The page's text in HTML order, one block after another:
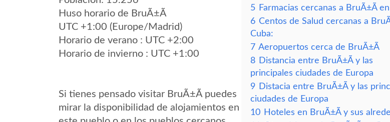
Huso horario de BruÃ±Ã­
UTC +1:00 (Europe/Madrid)
Horario de verano : UTC +2:00
Horario de invierno : UTC +1:00
Si tienes pensado visitar BruÃ±Ã­ puedes
mirar la disponibilidad de alojamientos en
5 Farmacias cercanas a BruÃ±Ã­
6 Centos de Salud cercanas a
Cuba:
7 Aeropuertos cerca de BruÃ±Ã­
8 Distancia entre BruÃ±Ã­ y las
principales ciudades de Europa
9 Distacia entre BruÃ±Ã­ y las
ciudades de Europa
10 Hoteles en BruÃ±Ã­ y sus